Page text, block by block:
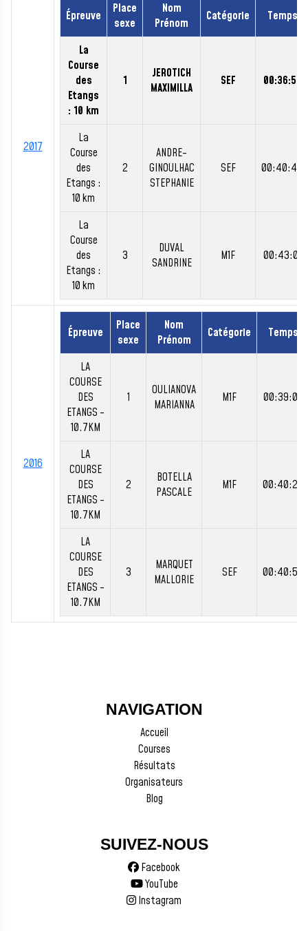
2017
Épreuve
Place
sexe
Nom
Prénom
Catégorie Temps
La
Course
des
Etangs
: 10 km
1
JEROTICH
MAXIMILLA
SEF 00:36:59
La
Course
des
Etangs :
10 km
2
ANDRE-
GINOULHAC
STEPHANIE
SEF 00:40:44
La
Course
des
Etangs :
10 km
3
DUVAL
SANDRINE
M1F 00:43:01
2016
Épreuve
Place
sexe
Nom
Prénom
Catégorie Temps
LA
COURSE
DES
ETANGS -
10.7KM
1
OULIANOVA
MARIANNA
M1F 00:39:06
LA
COURSE
DES
ETANGS -
10.7KM
2
BOTELLA
PASCALE
M1F 00:40:20
LA
COURSE
DES
ETANGS -
10.7KM
3
MARQUET
MALLORIE
SEF 00:40:56
NAVIGATION
Accueil
Courses
Résultats
Organisateurs
Blog
SUIVEZ-NOUS
Facebook
YouTube
Instagram